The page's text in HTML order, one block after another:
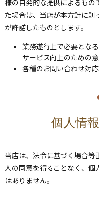
様の自発的な提供によるもの
た場合は、当店が本方針に則
が許諾したものとします。
業務遂行上で必要とな
サービス向上のための
各種のお問い合わせ対応
個人情
当店は、法令に基づく場合等
人の同意を得ることなく、個
はありません。